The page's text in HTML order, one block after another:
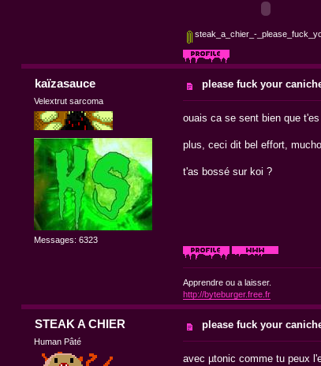
steak_a_chier_-
kaïzasauce
Velextrut sarcoma
Messages: 6323
please fuck your
ouais ca se sent bien que
plus, ceci dit bel effort,
t'as bossé sur koi ?
Apprendre ou a laisser.
http://byteburger.free.fr
STEAK A CHIER
Human Pâté
please fuck your
avec µtonic comme tu peux